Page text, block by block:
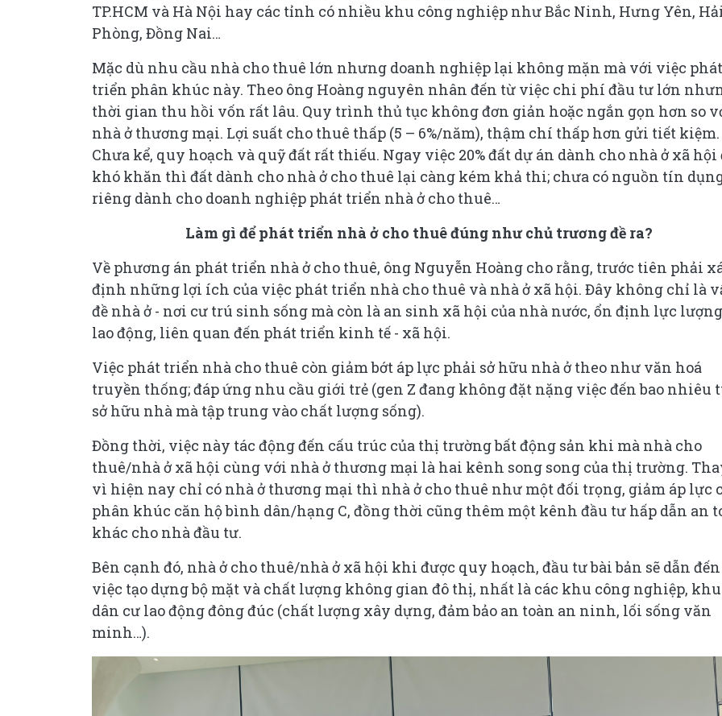
TP.HCM và Hà Nội hay các tỉnh có nhiều khu công nghiệp như Bắc Ninh, Hưng Yên,
Phòng, Đồng Nai…
Mặc dù nhu cầu nhà cho thuê lớn nhưng doanh nghiệp lại không mặn mà với việc phát
triển phân khúc này. Theo ông Hoàng nguyên nhân đến từ việc chi phí đầu tư lớn
thời gian thu hồi vốn rất lâu. Quy trình thủ tục không đơn giản hoặc ngắn gọn hơn so
nhà ở thương mại. Lợi suất cho thuê thấp (5 – 6%/năm), thậm chí thấp hơn gửi tiết kiệm.
Chưa kể, quy hoạch và quỹ đất rất thiếu. Ngay việc 20% đất dự án dành cho nhà ở xã hội
khó khăn thì đất dành cho nhà ở cho thuê lại càng kém khả thi; chưa có nguồn tín
riêng dành cho doanh nghiệp phát triển nhà ở cho thuê…
Làm gì để phát triển nhà ở cho thuê đúng như chủ trương đề ra?
Về phương án phát triển nhà ở cho thuê, ông Nguyễn Hoàng cho rằng, trước tiên phải
định những lợi ích của việc phát triển nhà cho thuê và nhà ở xã hội. Đây không chỉ là
đề nhà ở - nơi cư trú sinh sống mà còn là an sinh xã hội của nhà nước, ổn định lực lượng
lao động, liên quan đến phát triển kinh tế - xã hội.
Việc phát triển nhà cho thuê còn giảm bớt áp lực phải sở hữu nhà ở theo như văn hoá
truyền thống; đáp ứng nhu cầu giới trẻ (gen Z đang không đặt nặng việc đến bao nhiêu
sở hữu nhà mà tập trung vào chất lượng sống).
Đồng thời, việc này tác động đến cấu trúc của thị trường bất động sản khi mà nhà cho
thuê/nhà ở xã hội cùng với nhà ở thương mại là hai kênh song song của thị trường.
vì hiện nay chỉ có nhà ở thương mại thì nhà ở cho thuê như một đối trọng, giảm áp lực
phân khúc căn hộ bình dân/hạng C, đồng thời cũng thêm một kênh đầu tư hấp dẫn an
khác cho nhà đầu tư.
Bên cạnh đó, nhà ở cho thuê/nhà ở xã hội khi được quy hoạch, đầu tư bài bản sẽ dẫn đến
việc tạo dựng bộ mặt và chất lượng không gian đô thị, nhất là các khu công nghiệp, khu
dân cư lao động đông đúc (chất lượng xây dựng, đảm bảo an toàn an ninh, lối sống văn
minh…).